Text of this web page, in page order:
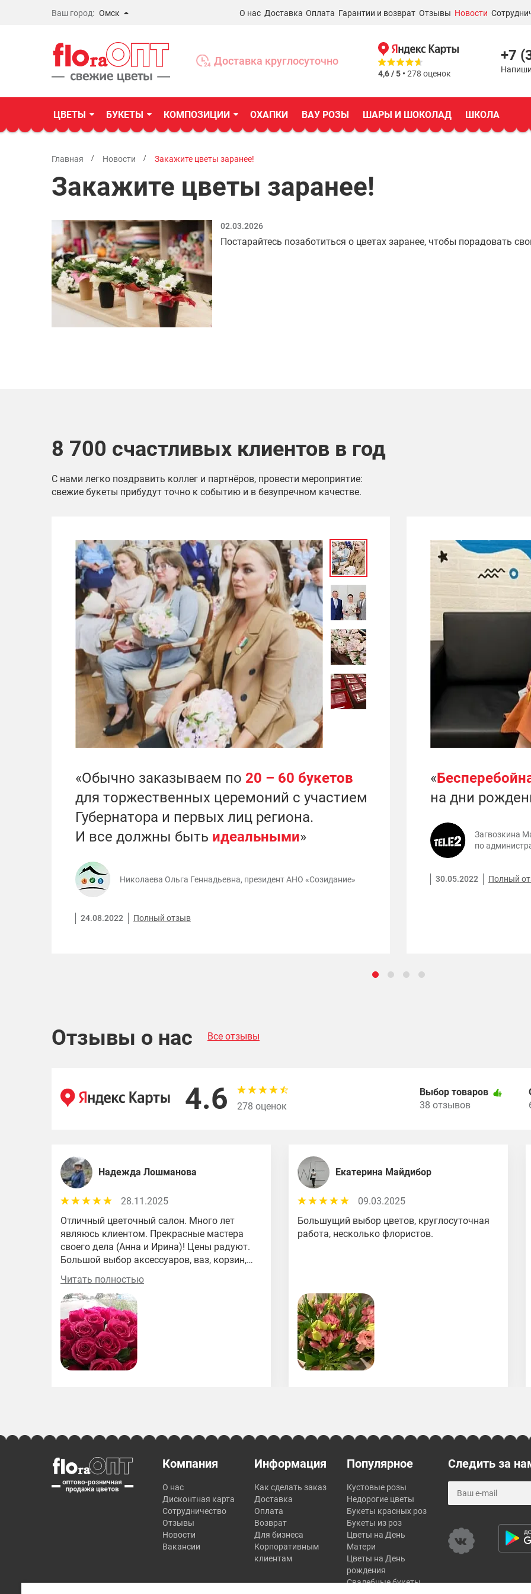
Ваш город: Омск
Бердск
О нас Доставка Оплата Гарантии и возврат Отзывы Новости
Доставка круглосуточно
4,6 / 5 •278 оценок
+7
ЦВЕТЫ БУКЕТЫ КОМПОЗИЦИИ ОХАПКИ ВАУ РОЗЫ ШАРЫ И ШОКОЛАД ШКОЛА
Главная Новости Закажите цветы заранее!
Закажите цветы заранее!
02.03.2026
Постарайтесь позаботиться о цветах заранее, чтобы порадовать
8 700 счастливых клиентов в год
С нами легко поздравить коллег и партнёров, провести мероприятие:
свежие букеты прибудут точно к событию и в безупречном качестве.
«Обычно заказываем по 20 – 60 букетов
для торжественных церемоний с участием
Губернатора и первых лиц региона.
И все должны быть идеальными»
Николаева Ольга Геннадьевна, президент АНО «Созидание»
24.08.2022 Полный отзыв
«
на дни
Загвозкина
по
30.05.2022 Полный
Отзывы о нас Все отзывы
4.6 278 оценок
Выбор товаров
38 отзывов
Надежда Лошманова
28.11.2025
Отличный цветочный салон. Много лет
являюсь клиентом. Прекрасные мастера
своего дела (Анна и Ирина)! Цены радуют.
Большой выбор аксессуаров, ваз, корзин,
упаковочных материалов. Игрушки,
открытки, конфеты, гелевые шары.
Доставка от 1500 руб., очень хорошие
контакты с другими магазинами сети.
Принимают заказы на будущие периоды.
Действуют скидочные накопительные
карты. Всем советую!!!! Цена-качество на
высоте!
Читать полностью
Екатерина Майдибор
09.03.2025
Большущий выбор цветов, круглосуточная
работа, несколько флористов.
Компания
О нас
Дисконтная карта
Сотрудничество
Отзывы
Новости
Вакансии
Информация
Как сделать заказ
Доставка
Оплата
Возврат
Для бизнеса
Корпоративным
клиентам
Популярное
Кустовые розы
Недорогие цветы
Букеты красных роз
Букеты из роз
Цветы на День
Матери
Цветы на День
рождения
Свадебные букеты
Следить за